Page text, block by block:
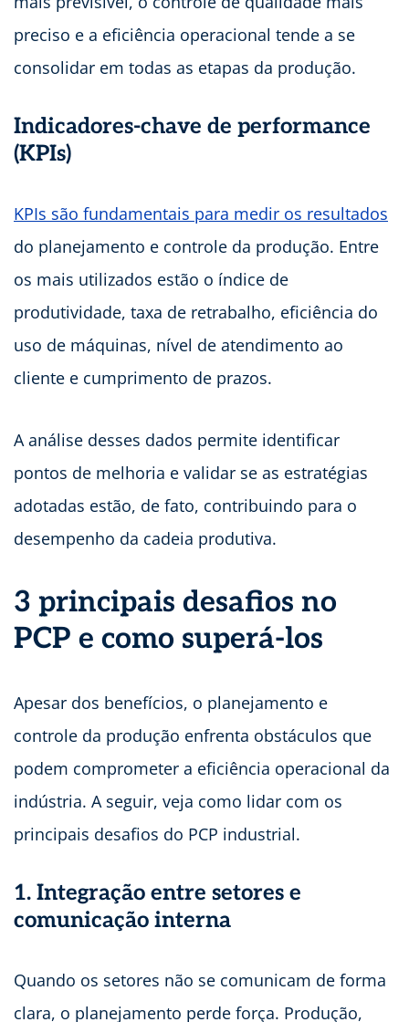
preciso e a eficiência operacional tende a se
consolidar em todas as etapas da produção.
Indicadores-chave de performance
(KPIs)
KPIs são fundamentais para medir os resultados
do planejamento e controle da produção. Entre
os mais utilizados estão o índice de
produtividade, taxa de retrabalho, eficiência do
uso de máquinas, nível de atendimento ao
cliente e cumprimento de prazos.
A análise desses dados permite identificar
pontos de melhoria e validar se as estratégias
adotadas estão, de fato, contribuindo para o
desempenho da cadeia produtiva.
3 principais desafios no
PCP e como superá-los
Apesar dos benefícios, o planejamento e
controle da produção enfrenta obstáculos que
podem comprometer a eficiência operacional da
indústria. A seguir, veja como lidar com os
principais desafios do PCP industrial.
1. Integração entre setores e
comunicação interna
Quando os setores não se comunicam de forma
clara, o planejamento perde força. Produção,